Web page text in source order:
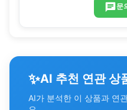
문
✨AI 추천 연관 상
AI가 분석한 이 상품과 연